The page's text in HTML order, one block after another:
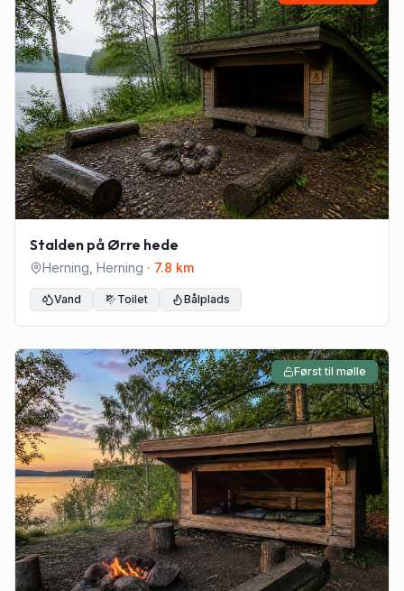
Stalden på Ørre hede
Herning Herning · 7.8 km
Vand Toilet Bålplads
Først til mølle